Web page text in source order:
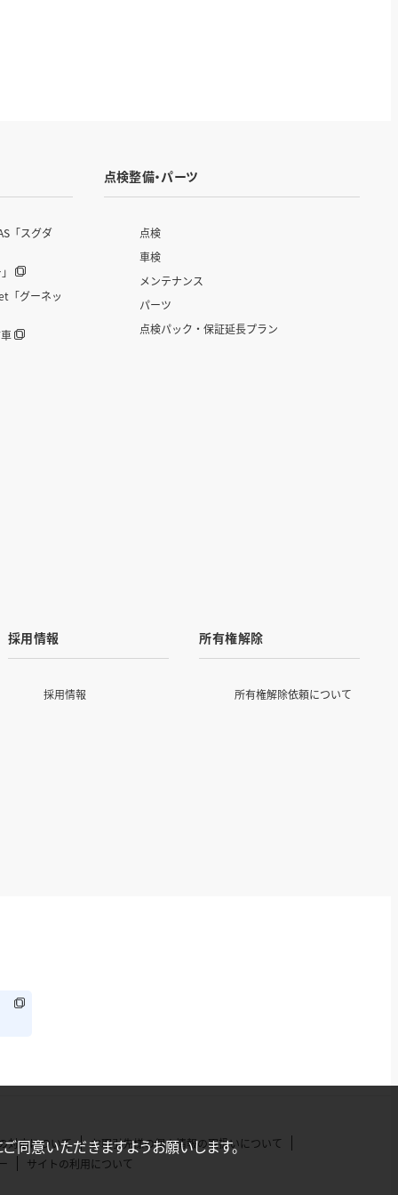
「スグダ
「グーネッ
点検整備・パーツ
点検
車検
メンテナンス
パーツ
点検パック・保証延長プラン
採用情報
採用情報
所有権解除
所有権解除依頼について
対応について
お取引先様の個人情報の取扱いについて
サイトの利用について
同意いただきますようお願いします。